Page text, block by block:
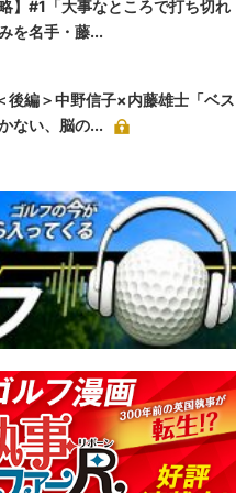
】#1「大事なところで打ち切れ
を名手・藤...
後編＞中野信子×内藤雄士「ベス
ない、脳の...